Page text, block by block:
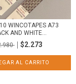
WINCOTAPES A73
AND WHITE...
$2.273